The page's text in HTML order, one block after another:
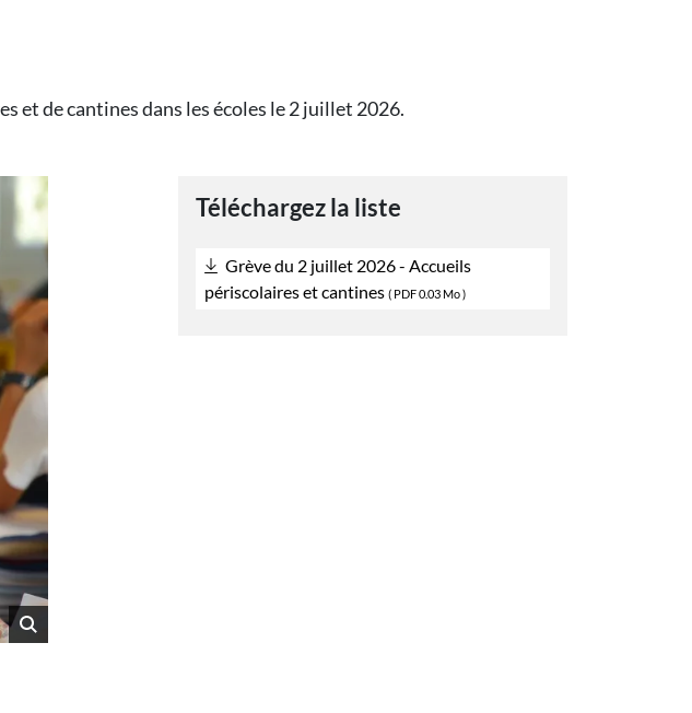
et de cantines dans les écoles le 2 juillet 2026.
Téléchargez la liste
Grève du 2 juillet 2026 - Accueils
périscolaires et cantines ( PDF0.03 Mo )